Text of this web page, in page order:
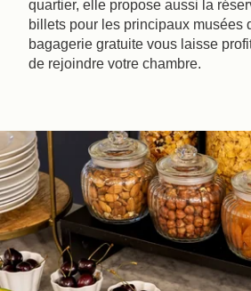
quartier, elle propose aussi la
billets pour les principaux musées
bagagerie gratuite vous laisse
de rejoindre votre chambre.